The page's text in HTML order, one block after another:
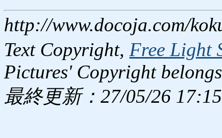
http://www.docoja.com/
Text Copyright, Free Light
Pictures' Copyright
最終更新：27/05/26 17:15